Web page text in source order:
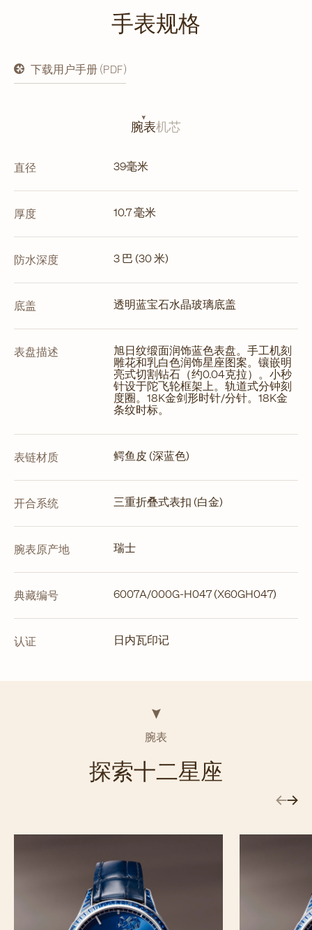
手表规格
下载用户手册 (PDF)
在
新
腕表机芯
直径 39毫米
厚度 10.7 毫米
防水深度 3 巴 (30 米)
底盖 透明蓝宝石水晶玻璃底盖
表盘描述 旭日纹缎面润饰蓝色表盘。手工机刻
雕花和乳白色润饰星座图案。镶嵌明
亮式切割钻石（约0.04克拉）。小秒
针设于陀飞轮框架上。轨道式分钟刻
度圈。18K金剑形时针/分针。18K金
条纹时标。
表链材质 鳄鱼皮 (深蓝色)
开合系统 三重折叠式表扣 (白金)
腕表原产地 瑞士
典藏编号 6007A/000G-H047 (X60GH047)
认证 日内瓦印记
腕表
探索十二星座